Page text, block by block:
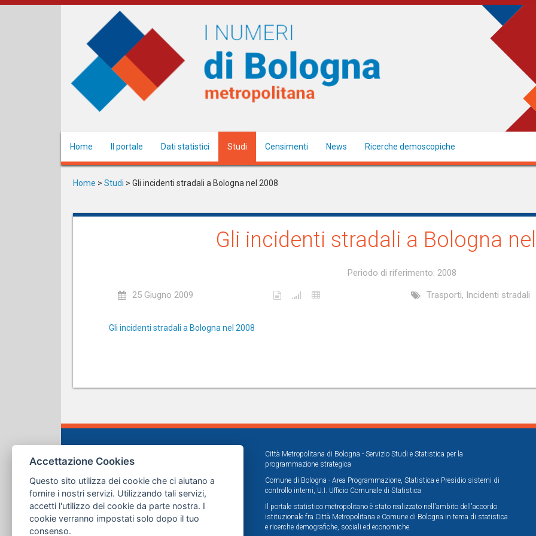
Salta
Home Il portale Dati statistici Studi Censimenti News Ricerche demoscopiche
Home > Studi > Gli incidenti stradali a Bologna nel 2008
Gli incidenti stradali a Bologna
Periodo di riferimento: 2008
25 Giugno 2009 Trasporti, Incidenti stradali
Gli incidenti stradali a Bologna nel 2008
Città Metropolitana di Bologna - Servizio Studi e Statistica per la
programmazione strategica
Comune di Bologna - Area Programmazione, Statistica e Presidio sistemi di
controllo interni, U.I. Ufficio Comunale di Statistica
Il portale statistico metropolitano è stato realizzato nell'ambito dell'accordo
istituzionale fra Città Metropolitana e Comune di Bologna in tema di statistica
e ricerche demografiche, sociali ed economiche.
Accettazione Cookies
Questo sito utilizza dei cookie che ci aiutano a
fornire i nostri servizi. Utilizzando tali servizi,
accetti l'utilizzo dei cookie da parte nostra. I
cookie verranno impostati solo dopo il tuo
consenso.